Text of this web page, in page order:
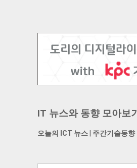
IT 뉴스와 동향 모아보기
오늘의 ICT 뉴스| 주간기술동향